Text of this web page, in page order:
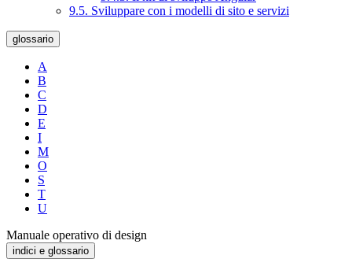
9.5. Sviluppare con i modelli di sito e servizi
glossario
A
B
C
D
E
I
M
O
S
T
U
Manuale operativo di design
indici e glossario